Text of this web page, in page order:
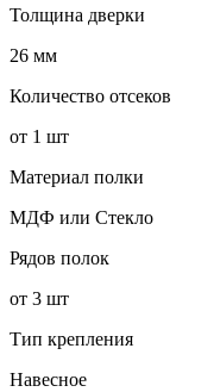
Толщина дверки
26 мм
Количество отсеков
от 1 шт
Материал полки
МДФ или Стекло
Рядов полок
от 3 шт
Тип крепления
Навесное